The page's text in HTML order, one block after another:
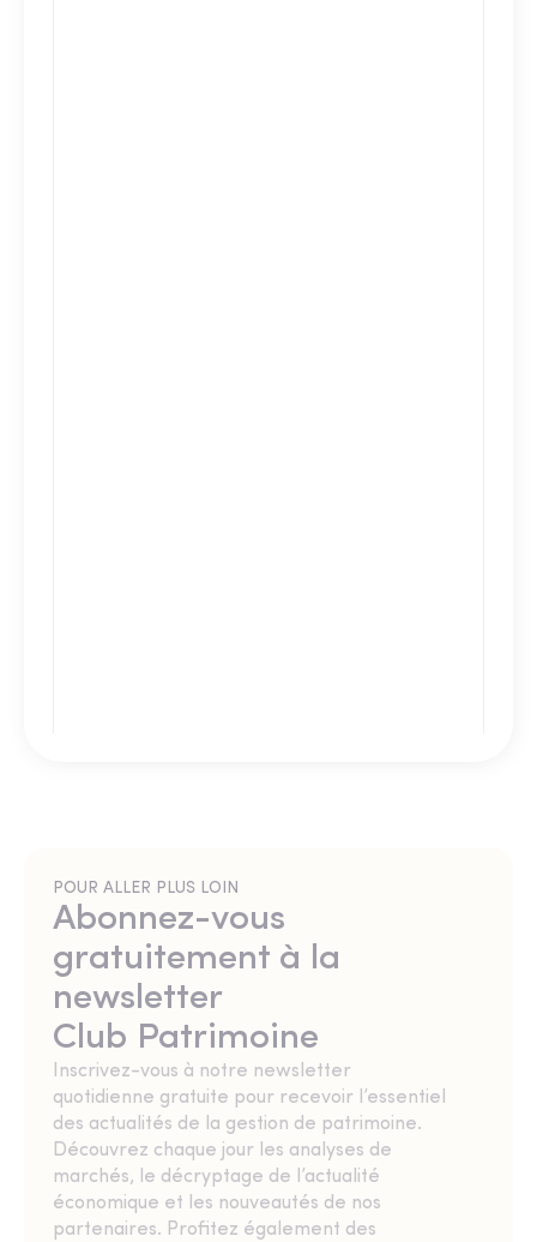
POUR ALLER PLUS LOIN
Abonnez-vous
gratuitement à la
newsletter
Club Patrimoine
Inscrivez-vous à notre newsletter
quotidienne gratuite pour recevoir l’essentiel
des actualités de la gestion de patrimoine.
Découvrez chaque jour les analyses de
marchés, le décryptage de l’actualité
économique et les nouveautés de nos
partenaires. Profitez également des